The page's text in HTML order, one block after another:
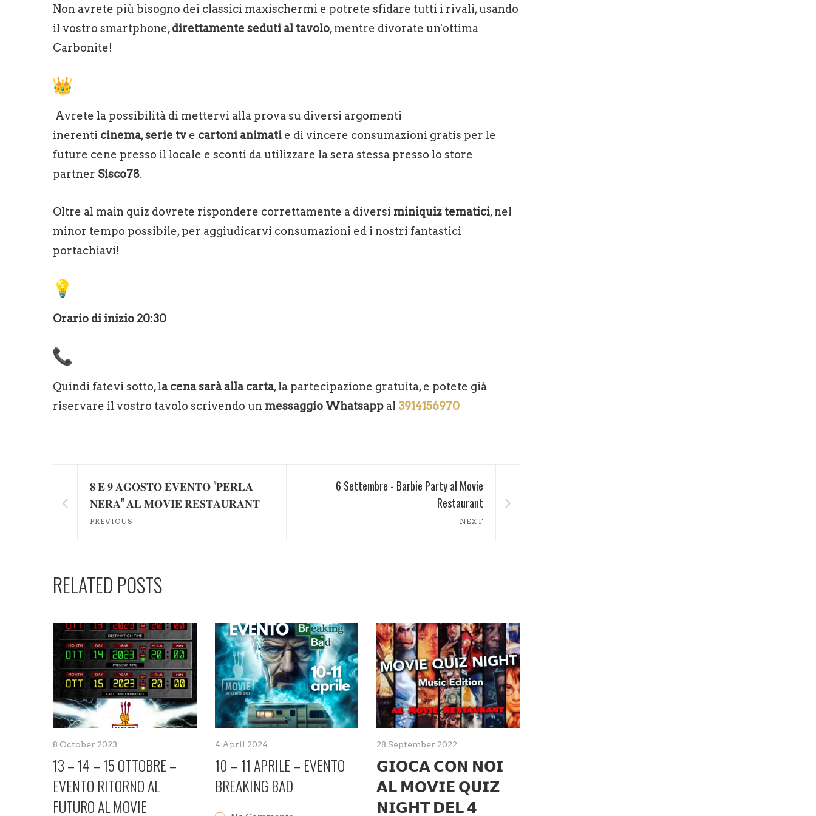
Non avrete più bisogno dei classici maxischermi e potrete sfidare tutti i rivali, usando
il vostro smartphone,direttamente seduti al tavolo, mentre divorate un'ottima
Carbonite!
Avrete la possibilità di mettervi alla prova su diversi argomenti
inerenti cinema,serie tv e cartoni animati e di vincere consumazioni gratis per le
future cene presso il locale e sconti da utilizzare la sera stessa presso lo store
partner Sisco78.
Oltre al main quiz dovrete rispondere correttamente a diversi miniquiz tematici, nel
minor tempo possibile, per aggiudicarvi consumazioni ed i nostri fantastici
portachiavi!
Orario di inizio 20:30
Quindi fatevi sotto, la cena sarà alla carta, la partecipazione gratuita, e potete già
riservare il vostro tavolo scrivendo un messaggio Whatsapp al 3914156970
𝟖 𝐄 𝟗 𝐀𝐆𝐎𝐒𝐓𝐎 𝐄𝐕𝐄𝐍𝐓𝐎 "𝐏𝐄𝐑𝐋𝐀
𝐍𝐄𝐑𝐀" 𝐀𝐋 𝐌𝐎𝐕𝐈𝐄 𝐑𝐄𝐒𝐓𝐀𝐔𝐑𝐀𝐍𝐓
PREVIOUS
6 Settembre - Barbie Party al Movie
Restaurant
NEXT
RELATED POSTS
8 October 2023
13 – 14 – 15 OTTOBRE –
EVENTO RITORNO AL
FUTURO AL MOVIE
4 April 2024
10 – 11 APRILE – EVENTO
BREAKING BAD
28 September 2022
𝗚𝗜𝗢𝗖𝗔 𝗖𝗢𝗡 𝗡𝗢𝗜
𝗔𝗟 𝗠𝗢𝗩𝗜𝗘 𝗤𝗨𝗜𝗭
𝗡𝗜𝗚𝗛𝗧 𝗗𝗘𝗟 𝟰